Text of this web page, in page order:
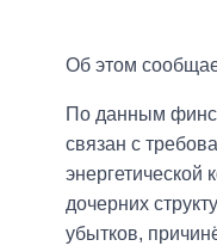
Об этом
По данным
связан с
энергетической
дочерних
убытков,